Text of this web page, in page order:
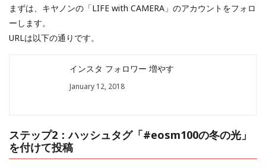
まずは、キヤノンの「LIFE with CAMERA」のアカウントをフォロ
ーします。
URLは以下の通りです。
インスタ フォロワー 増やす
January 12, 2018
ステップ2：ハッシュタグ「#eosm100の冬の光」
を付けて投稿